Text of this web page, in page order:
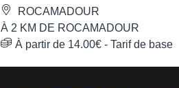
ROCAMADOUR
À 2 KM DE ROCAMADOUR
À partir de 14.00€ - Tarif de base